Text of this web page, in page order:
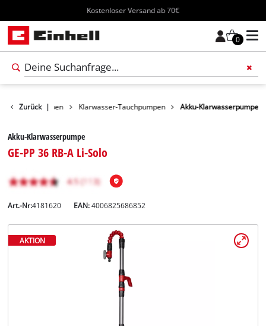
Kostenloser Versand ab 70€
0
Zurück |
Wasserpumpen Klarwasser-Tauchpumpen Akku-Klarwasserpumpe
Akku-Klarwasserpumpe
GE-PP 36 RB-A Li-Solo
Art.-Nr:4181620 EAN:4006825686852
AKTION